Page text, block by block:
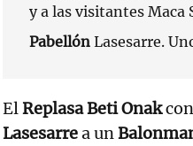
y a las visitantes Maca
Pabellón Lasesarre.
ElReplasa Beti Onak
Lasesarrea un